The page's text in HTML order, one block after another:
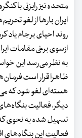
متحده نیز رایزنی با
ایران بارها از لغو
روند احیای برجام یاد
ازسوی برخی مقامات
به نظر می‌رسد این
ظاهرا قرار است
هسته‌‌‌ای لغو شود که
دیگر، فعالیت
تسهیل شده به نحوی
فعالیت این بنگاه‌‌‌های